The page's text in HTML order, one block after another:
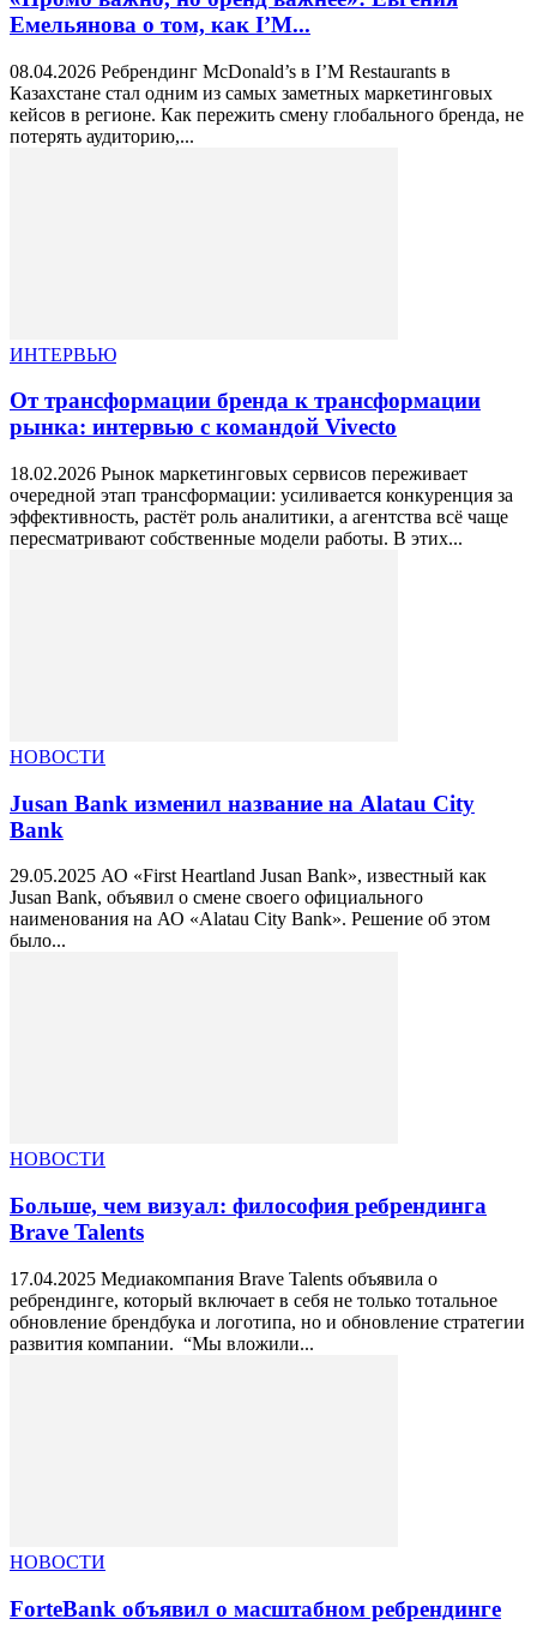
Емельянова о том, как I’M...
08.04.2026 Ребрендинг McDonald’s в I’M Restaurants в
Казахстане стал одним из самых заметных маркетинговых
кейсов в регионе. Как пережить смену глобального бренда, не
потерять аудиторию,...
ИНТЕРВЬЮ
От трансформации бренда к трансформации
рынка: интервью с командой Vivecto
18.02.2026 Рынок маркетинговых сервисов переживает
очередной этап трансформации: усиливается конкуренция за
эффективность, растёт роль аналитики, а агентства всё чаще
пересматривают собственные модели работы. В этих...
НОВОСТИ
Jusan Bank изменил название на Alatau City
Bank
29.05.2025 АО «First Heartland Jusan Bank», известный как
Jusan Bank, объявил о смене своего официального
наименования на АО «Alatau City Bank». Решение об этом
было...
НОВОСТИ
Больше, чем визуал: философия ребрендинга
Brave Talents
17.04.2025 Медиакомпания Brave Talents объявила о
ребрендинге, который включает в себя не только тотальное
обновление брендбука и логотипа, но и обновление стратегии
развития компании. “Мы вложили...
НОВОСТИ
ForteBank объявил о масштабном ребрендинге